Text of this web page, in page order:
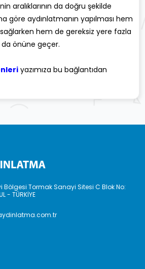
aralıklarının da doğru şekilde
göre aydınlatmanın yapılması hem
hem de gereksiz yere fazla
da önüne geçer.
yazımıza bu bağlantıdan
Bölgesi Tormak Sanayi Sitesi C Blok No:
- TÜRKİYE